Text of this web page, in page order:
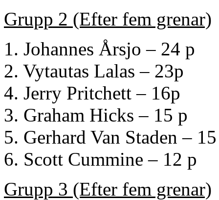
Grupp 2 (Efter fem grenar)
1. Johannes Årsjo – 24 p
2. Vytautas Lalas – 23p
4. Jerry Pritchett – 16p
3. Graham Hicks – 15 p
5. Gerhard Van Staden –
6. Scott Cummine – 12 p
Grupp 3 (Efter fem grenar)